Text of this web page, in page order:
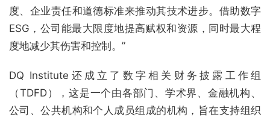
度、企业责任和道德标准来推动其技术进步。借助数字
ESG，公司能最大限度地提高赋权和资源，同时最大程
度地减少其伤害和控制。”
DQ Institute还成立了数字相关财务披露工作组
（TDFD），这是一个由各部门、学术界、金融机构、
公司、公共机构和个人成员组成的机构，旨在支持组织